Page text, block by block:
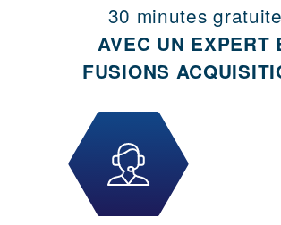
30 minutes
AVEC UN EXPERT
FUSIONS